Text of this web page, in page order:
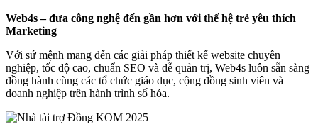
Web4s – đưa công nghệ đến gần hơn với thế hệ trẻ yêu thích
Marketing
Với sứ mệnh mang đến các giải pháp thiết kế website chuyên
nghiệp, tốc độ cao, chuẩn SEO và dễ quản trị, Web4s luôn sẵn sàng
đồng hành cùng các tổ chức giáo dục, cộng đồng sinh viên và
doanh nghiệp trên hành trình số hóa.